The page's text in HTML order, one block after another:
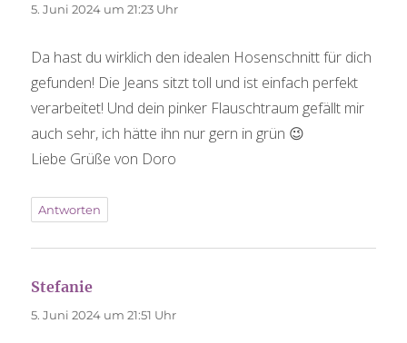
5. Juni 2024 um 21:23 Uhr
Da hast du wirklich den idealen Hosenschnitt für dich
gefunden! Die Jeans sitzt toll und ist einfach perfekt
verarbeitet! Und dein pinker Flauschtraum gefällt mir
auch sehr, ich hätte ihn nur gern in grün 😉
Liebe Grüße von Doro
Antworten
Stefanie
5. Juni 2024 um 21:51 Uhr